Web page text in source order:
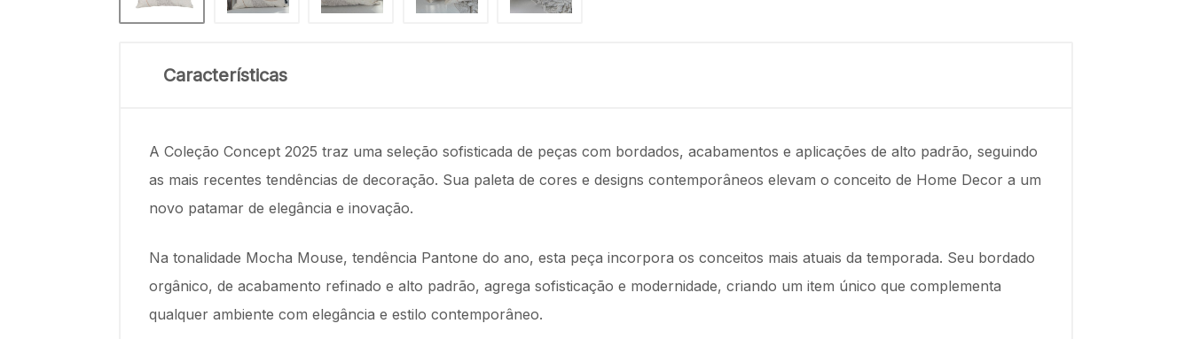
Características
A Coleção Concept 2025 traz uma seleção sofisticada de peças com bordados, acabamentos e aplicações de alto padrão, seguindo
as mais recentes tendências de decoração. Sua paleta de cores e designs contemporâneos elevam o conceito de Home Decor a um
novo patamar de elegância e inovação.
Na tonalidade Mocha Mouse, tendência Pantone do ano, esta peça incorpora os conceitos mais atuais da temporada. Seu bordado
orgânico, de acabamento refinado e alto padrão, agrega sofisticação e modernidade, criando um item único que complementa
qualquer ambiente com elegância e estilo contemporâneo.